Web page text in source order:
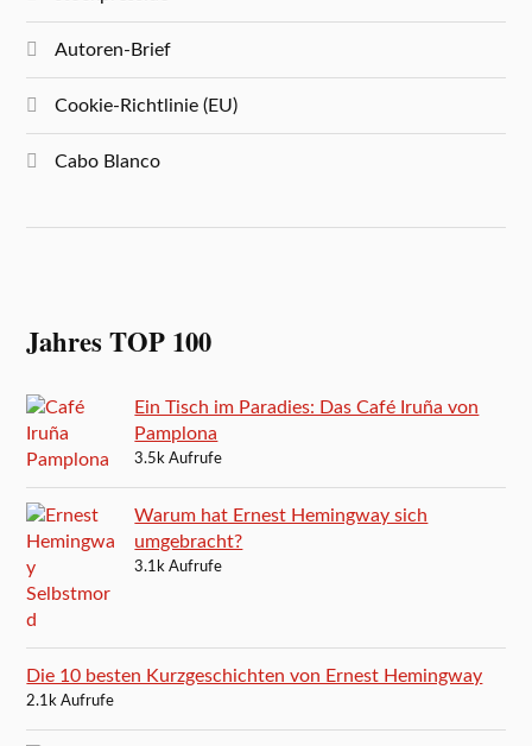
Autoren-Brief
Cookie-Richtlinie (EU)
Cabo Blanco
Jahres TOP 100
Ein Tisch im Paradies: Das Café Iruña von
Pamplona
3.5k Aufrufe
Warum hat Ernest Hemingway sich
umgebracht?
3.1k Aufrufe
Die 10 besten Kurzgeschichten von Ernest Hemingway
2.1k Aufrufe